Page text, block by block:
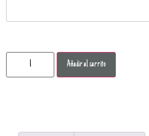
Añadir al carrito